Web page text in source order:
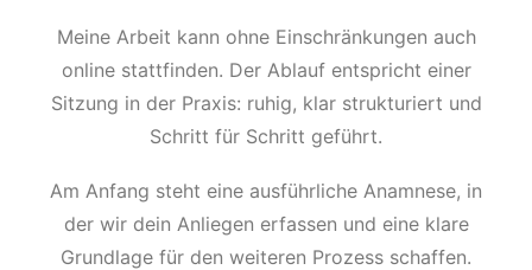
Meine Arbeit kann ohne Einschränkungen auch
online stattfinden. Der Ablauf entspricht einer
Sitzung in der Praxis: ruhig, klar strukturiert und
Schritt für Schritt geführt.
Am Anfang steht eine ausführliche Anamnese, in
der wir dein Anliegen erfassen und eine klare
Grundlage für den weiteren Prozess schaffen.